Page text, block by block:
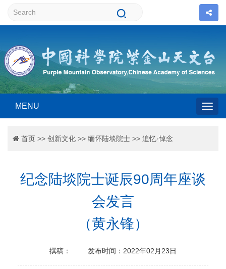
MENU
首页 >> 创新文化 >> 缅怀陆埮院士 >> 追忆·悼念
纪念陆埮院士诞辰90周年座谈
会发言
（黄永锋）
撰稿： 发布时间：2022年02月23日